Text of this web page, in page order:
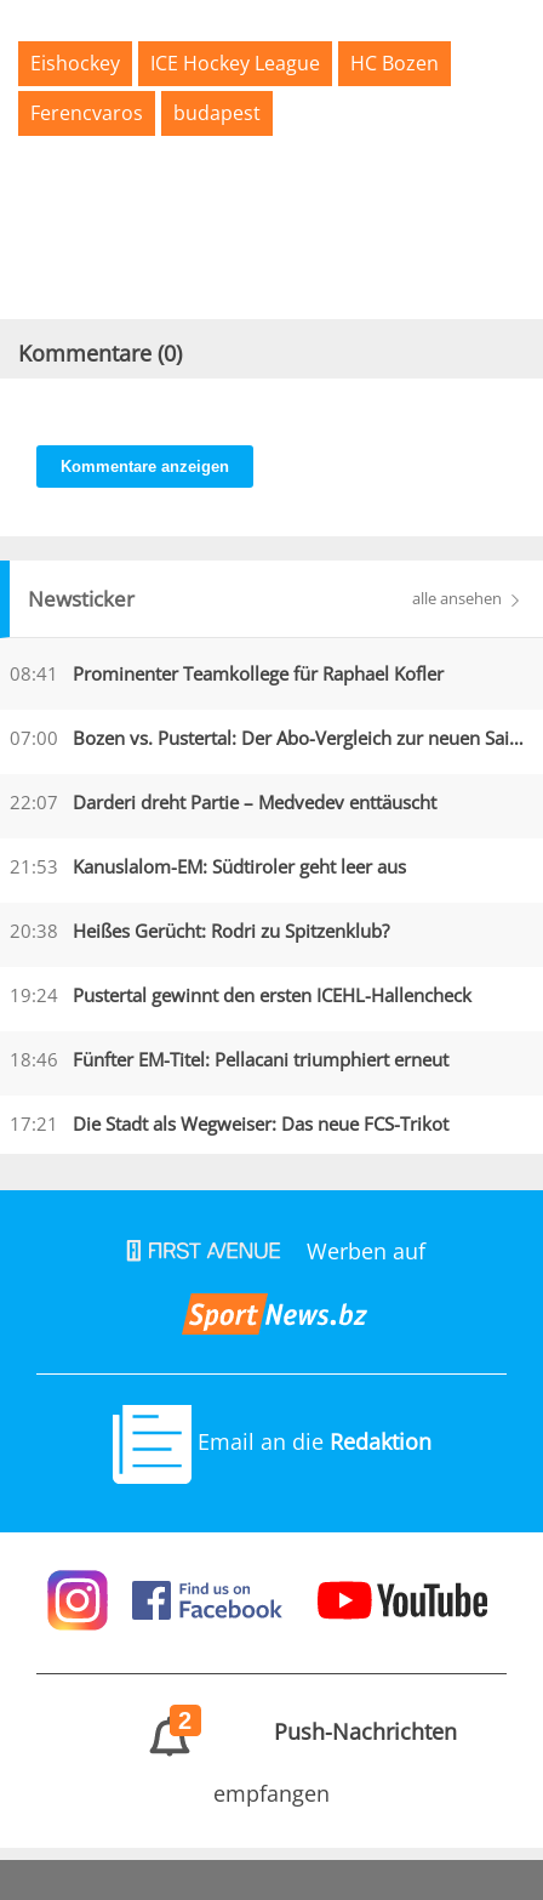
Eishockey ICE Hockey League
HC Bozen
Ferencvaros
budapest
Kommentare (0)
Kommentare anzeigen
Newsticker alle ansehen
08:41 Prominenter Teamkollege für Raphael Kofler
07:00 Bozen vs. Pustertal: Der Abo-Vergleich zur neuen Saison
22:07 Darderi dreht Partie – Medvedev enttäuscht
21:53 Kanuslalom-EM: Südtiroler geht leer aus
20:38 Heißes Gerücht: Rodri zu Spitzenklub?
19:24 Pustertal gewinnt den ersten ICEHL-Hallencheck
18:46 Fünfter EM-Titel: Pellacani triumphiert erneut
17:21 Die Stadt als Wegweiser: Das neue FCS-Trikot
Werben auf
Email an die Redaktion
2 Push-Nachrichten
empfangen